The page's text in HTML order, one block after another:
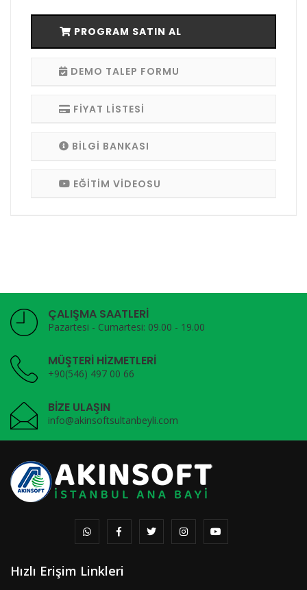
PROGRAM SATIN AL
DEMO TALEP FORMU
FİYAT LİSTESİ
BİLGİ BANKASI
EĞİTİM VİDEOSU
ÇALIŞMA SAATLERİ
Pazartesi - Cumartesi: 09.00 - 19.00
MÜŞTERİ HİZMETLERİ
+90(546) 497 00 66
BİZE ULAŞIN
info@akinsoftsultanbeyli.com
Hızlı Erişim Linkleri